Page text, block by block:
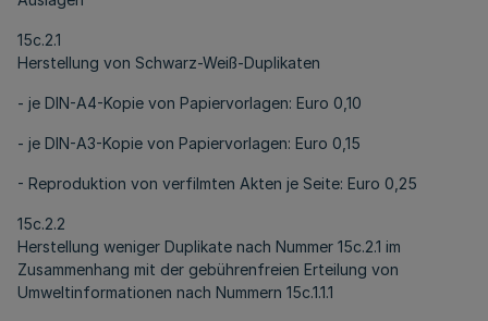
15c.2.1
Herstellung von Schwarz-Weiß-Duplikaten
- je DIN-A4-Kopie von Papiervorlagen: Euro 0,10
- je DIN-A3-Kopie von Papiervorlagen: Euro 0,15
- Reproduktion von verfilmten Akten je Seite: Euro 0,25
15c.2.2
Herstellung weniger Duplikate nach Nummer 15c.2.1 im
Zusammenhang mit der gebührenfreien Erteilung von
Umweltinformationen nach Nummern 15c.1.1.1